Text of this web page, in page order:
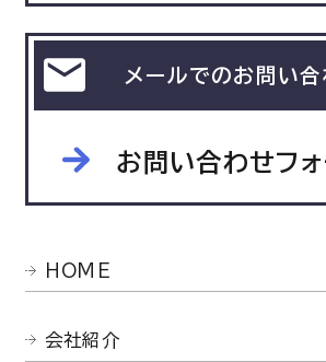
メールでのお問い合
お問い合わせフォ
HOME
会社紹介